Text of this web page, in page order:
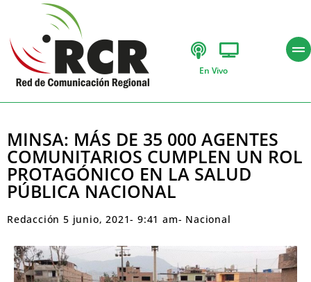
En Vivo
MINSA: MÁS DE 35 000 AGENTES
COMUNITARIOS CUMPLEN UN ROL
PROTAGÓNICO EN LA SALUD
PÚBLICA NACIONAL
Redacción 5 junio, 2021- 9:41 am- Nacional